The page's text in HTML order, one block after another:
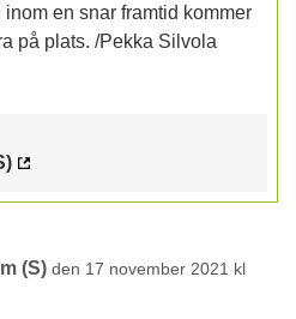
en snar framtid kommer
på plats. /Pekka Silvola
(S) den 17 november 2021 kl